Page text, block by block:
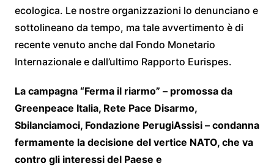
ecologica. Le nostre organizzazioni lo denunciano e
sottolineano da tempo, ma tale avvertimento è di
recente venuto anche dal Fondo Monetario
Internazionale e dall’ultimo Rapporto Eurispes.
La campagna “Ferma il riarmo” – promossa da
Greenpeace Italia, Rete Pace Disarmo,
Sbilanciamoci, Fondazione PerugiAssisi – condanna
fermamente la decisione del vertice NATO, che va
contro gli interessi del Paese e